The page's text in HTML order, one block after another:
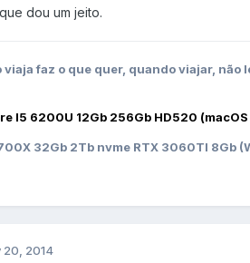
dou um jeito.
viaja faz o que quer, quando viajar, não
I5 6200U 12Gb 256Gb HD520 (macOS
32Gb 2Tb nvme RTX 3060TI 8Gb
20, 2014